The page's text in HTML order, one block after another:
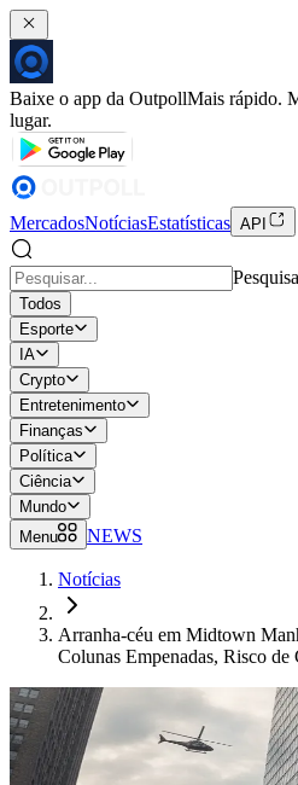
Baixe o app da OutpollMais rápido.
lugar.
MercadosNotíciasEstatísticas API
Todos
Esporte
IA
Crypto
Entretenimento
Finanças
Política
Ciência
Mundo
Menu
NEWS
Notícias
Arranha-céu em Midtown
Colunas Empenadas, Risco